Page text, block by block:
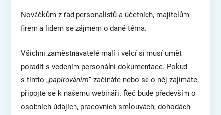
Nováčkům z řad personalistů a účetních, majitelům
firem a lidem se zájmem o dané téma.
Všichni zaměstnavatelé malí i velcí si musí umět
poradit s vedením personální dokumentace. Pokud
s tímto „papírováním“ začínáte nebo se o něj zajímáte,
připojte se k našemu webináři. Řeč bude především o
osobních údajích, pracovních smlouvách, dohodách